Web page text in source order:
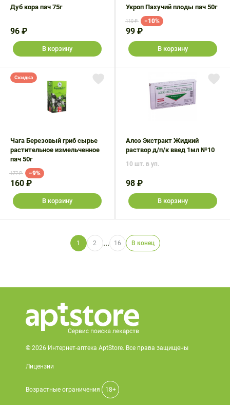
Дуб кора пач 75г
96 ₽
В корзину
Укроп Пахучий плоды пач 50г
110 ₽ −10%
99 ₽
В корзину
Скидка
Чага Березовый гриб сырье
растительное измельченное
пач 50г
177 ₽ −9%
160 ₽
В корзину
Алоэ Экстракт Жидкий
раствор д/п/к введ 1мл №10
10 шт. в уп.
98 ₽
В корзину
1 2 ... 16 В конец
© 2026 Интернет-аптека AptStore. Все права защищены
Лицензии
Возрастные ограничения 18+